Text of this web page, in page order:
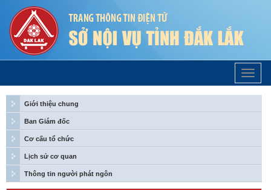
Trang
Chủ
Giới thiệu chung
Ban Giám đốc
Cơ cấu tổ chức
Lịch sử cơ quan
Thông tin người phát ngôn